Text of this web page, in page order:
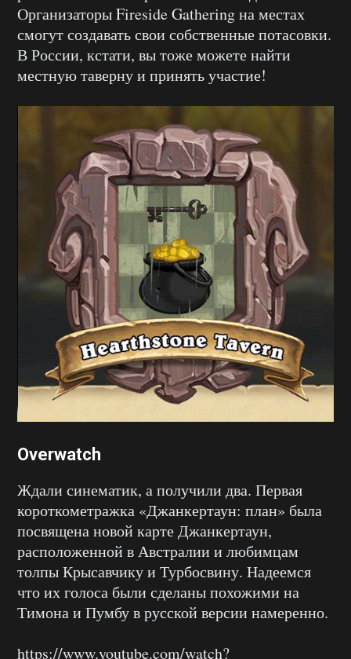
Организаторы Fireside Gathering на местах
смогут создавать свои собственные потасовки.
В России, кстати, вы тоже можете найти
местную таверну и принять участие!
Overwatch
Ждали синематик, а получили два. Первая
короткометражка «Джанкертаун: план» была
посвящена новой карте Джанкертаун,
расположенной в Австралии и любимцам
толпы Крысавчику и Турбосвину. Надеемся
что их голоса были сделаны похожими на
Тимона и Пумбу в русской версии намеренно.
https://www.youtube.com/watch?